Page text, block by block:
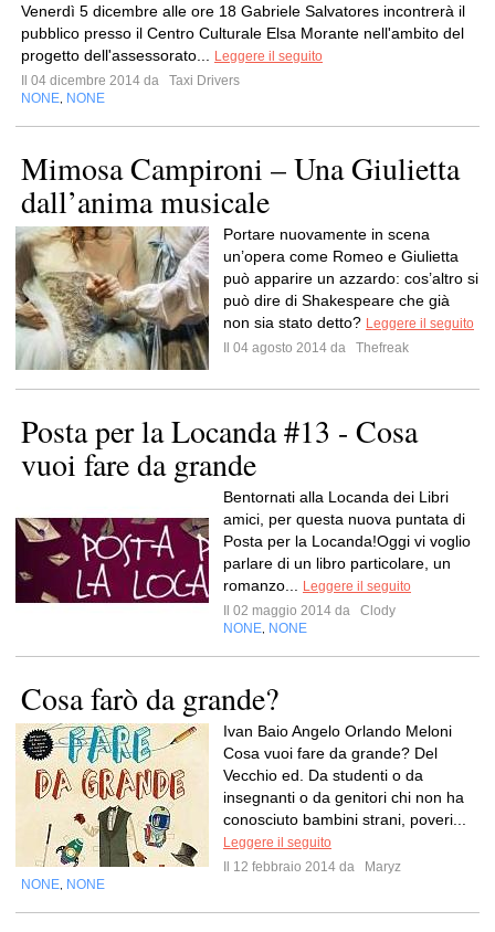
Venerdì 5 dicembre alle ore 18 Gabriele Salvatores incontrerà il
pubblico presso il Centro Culturale Elsa Morante nell'ambito del
progetto dell'assessorato...
Leggere il seguito
Il 04 dicembre 2014 da
Taxi Drivers
NONE NONE
Mimosa Campironi – Una Giulietta
dall’anima musicale
Portare nuovamente in scena
un’opera come Romeo e Giulietta
può apparire un azzardo: cos’altro si
può dire di Shakespeare che già
non sia stato detto? Leggere il seguito
Il 04 agosto 2014 da
Thefreak
Posta per la Locanda #13 - Cosa
vuoi fare da grande
Bentornati alla Locanda dei Libri
amici, per questa nuova puntata di
Posta per la Locanda!Oggi vi voglio
parlare di un libro particolare, un
romanzo...
Leggere il seguito
Il 02 maggio 2014 da
Clody
NONE NONE
Cosa farò da grande?
Ivan Baio Angelo Orlando Meloni
Cosa vuoi fare da grande? Del
Vecchio ed. Da studenti o da
insegnanti o da genitori chi non ha
conosciuto bambini strani, poveri...
Leggere il seguito
Il 12 febbraio 2014 da
Maryz
NONE NONE